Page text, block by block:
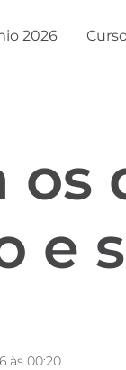
2026
e
às 00:20